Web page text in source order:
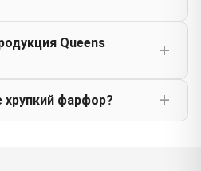
Queens
фарфор?